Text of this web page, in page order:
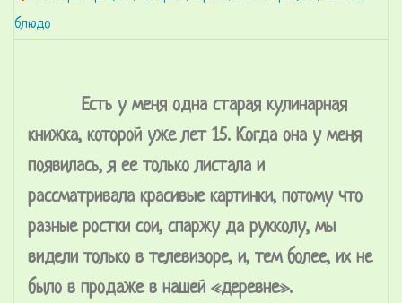
блюдо
Есть у меня одна старая кулинарная
книжка, которой уже лет 15. Когда она у меня
появилась, я ее только листала и
рассматривала красивые картинки, потому что
разные ростки сои, спаржу да рукколу, мы
видели только в телевизоре, и, тем более, их не
было в продаже в нашей «деревне».